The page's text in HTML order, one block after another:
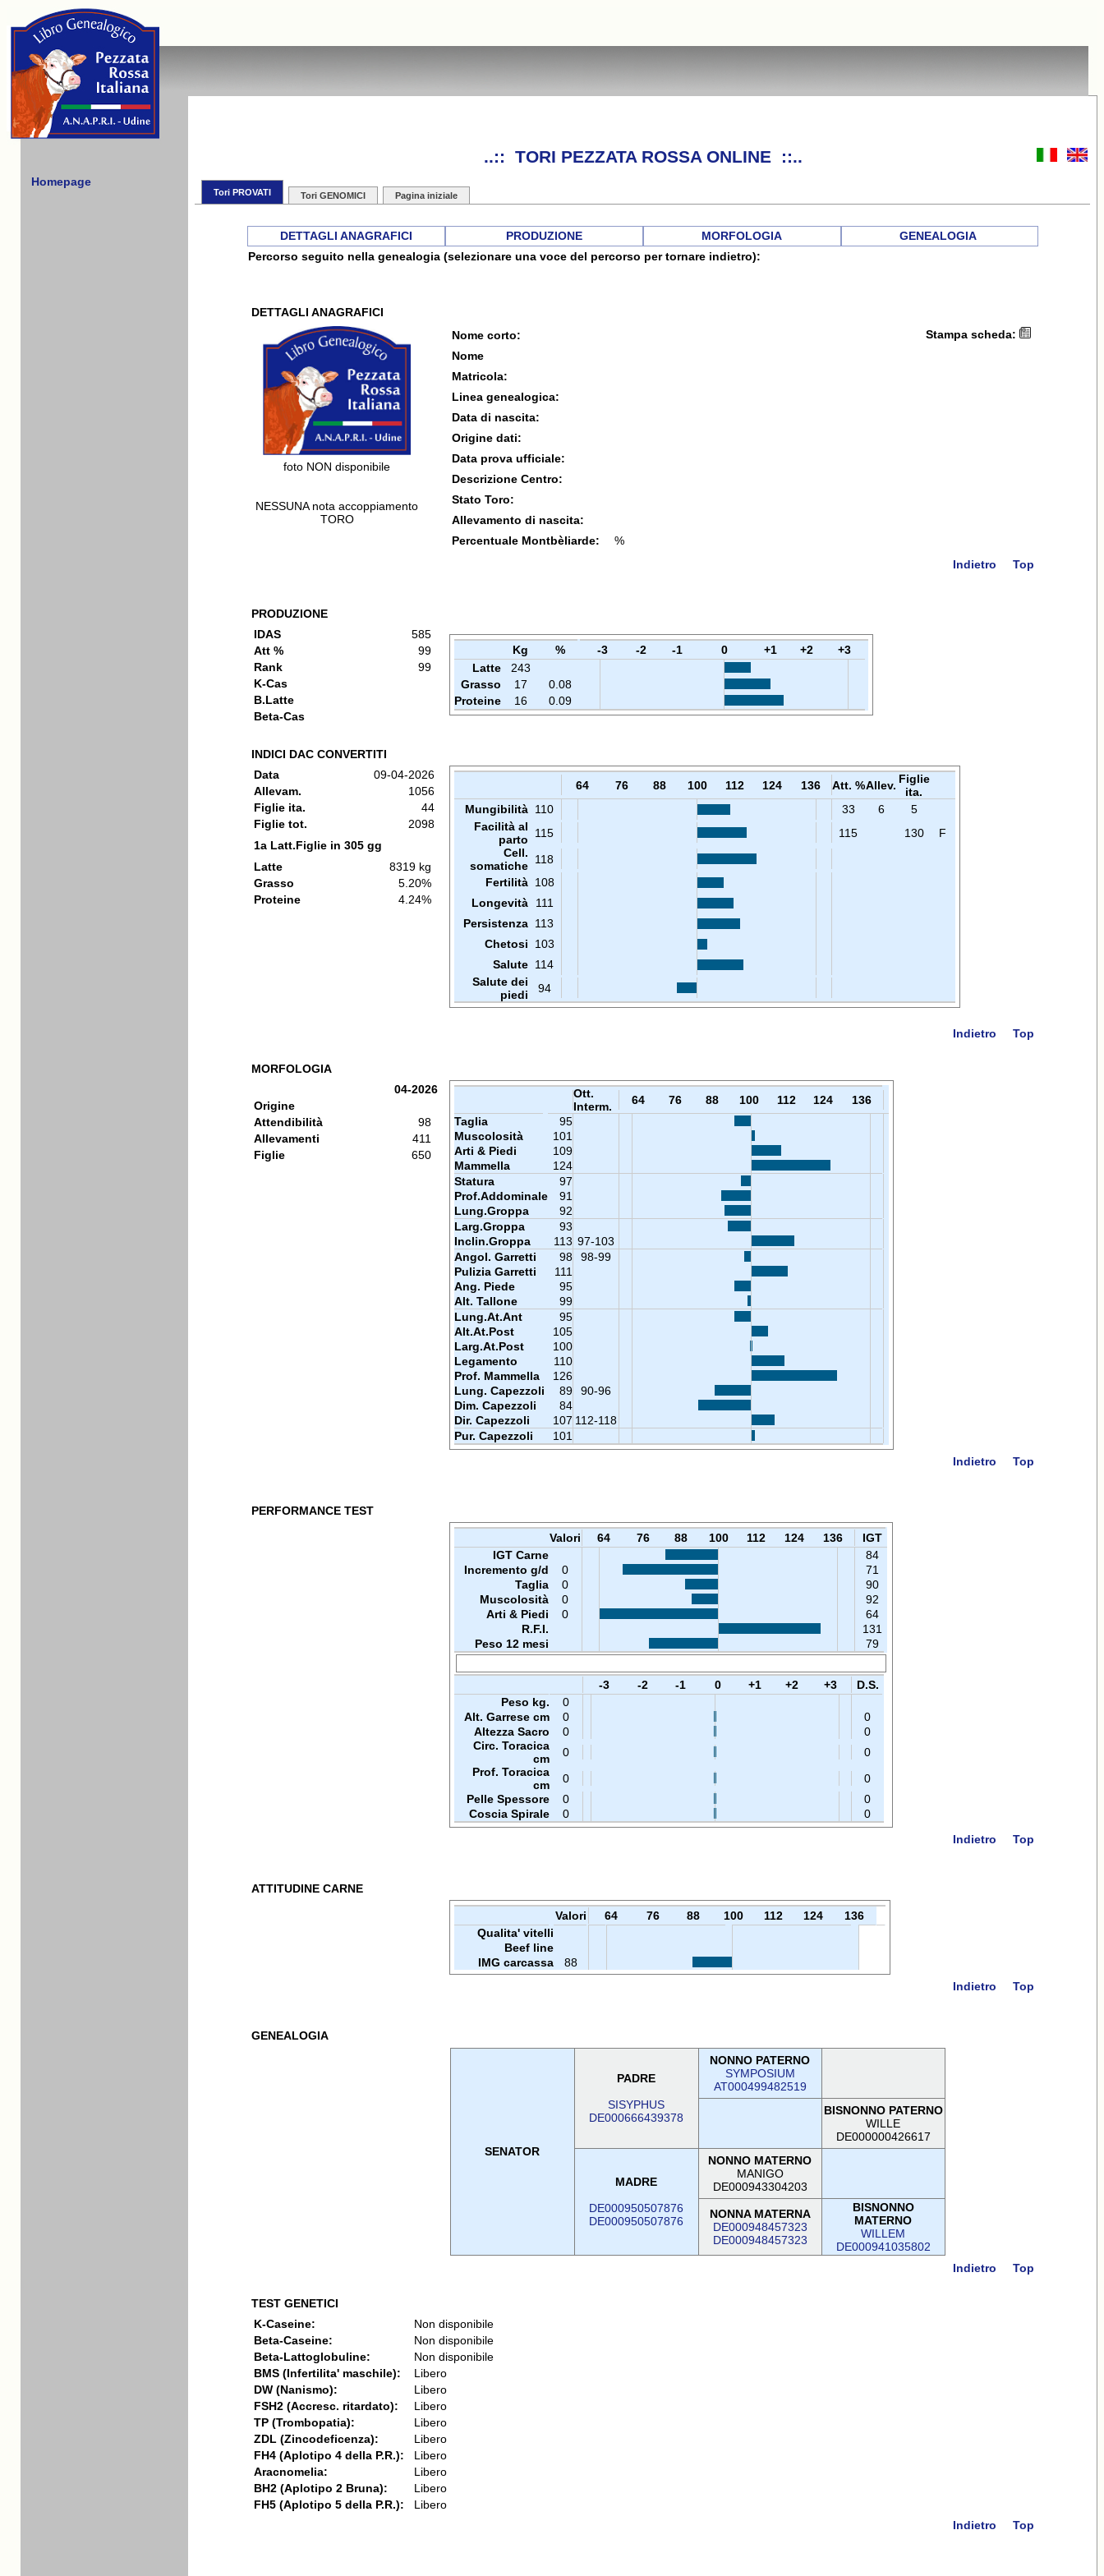
Homepage
..:: TORI PEZZATA ROSSA ONLINE ::..
Tori PROVATI Tori GENOMICI Pagina iniziale
DETTAGLI ANAGRAFICI PRODUZIONE MORFOLOGIA
GENEALOGIA
Percorso seguito nella genealogia (selezionare una voce del percorso per tornare indietro):
DETTAGLI ANAGRAFICI
foto NON disponibile
NESSUNA nota accoppiamento
TORO
Nome corto:
Nome
Matricola:
Linea genealogica:
Data di nascita:
Origine dati:
Data prova ufficiale:
Descrizione Centro:
Stato Toro:
Allevamento di nascita:
Percentuale Montbèliarde:
%
Stampa scheda:
Indietro Top
PRODUZIONE
IDAS
585
Att %
99
Rank
99
K-Cas
B.Latte
Beta-Cas
Kg % -3 -2 -1 0 +1 +2
+3
Latte
243
Grasso
17
0.08
Proteine
16 0.09
INDICI DAC CONVERTITI
Data
09-04-2026
Allevam.
1056
Figlie ita.
44
Figlie tot.
2098
1a Latt.Figlie in 305 gg
Latte
8319 kg
Grasso
5.20%
Proteine
4.24%
64 76 88 100 112 124 136 Att. %Allev. Figlie
ita.
Mungibilità 110 33 6
5
Facilità al
parto
115 115 130
F
Cell.
somatiche 118
Fertilità 108
Longevità
111
Persistenza 113
Chetosi
103
Salute 114
Salute dei
piedi
94
Indietro Top
MORFOLOGIA
04-2026
Origine
Attendibilità
98
Allevamenti
411
Figlie
650
Ott.
Interm.
64 76 88 100 112 124
136
Taglia
95
Muscolosità
101
Arti & Piedi
109
Mammella
124
Statura
97
Prof.Addominale
91
Lung.Groppa
92
Larg.Groppa
93
Inclin.Groppa
113 97-103
Angol. Garretti
98
98-99
Pulizia Garretti
111
Ang. Piede
95
Alt. Tallone
99
Lung.At.Ant
95
Alt.At.Post
105
Larg.At.Post
100
Legamento
110
Prof. Mammella
126
Lung. Capezzoli
89
90-96
Dim. Capezzoli
84
Dir. Capezzoli
107 112-118
Pur. Capezzoli
101
Indietro
Top
PERFORMANCE TEST
Valori 64 76 88 100 112 124 136
IGT
IGT Carne
84
Incremento g/d
0
71
Taglia
0
90
Muscolosità
0
92
Arti & Piedi
0
64
R.F.I.
131
Peso 12 mesi
79
-3 -2 -1 0 +1 +2 +3
D.S.
Peso kg.
0
Alt. Garrese cm
0
0
Altezza Sacro
0
0
Circ. Toracica
cm
0
0
Prof. Toracica
cm
0
0
Pelle Spessore
0
0
Coscia Spirale
0
0
Indietro
Top
ATTITUDINE CARNE
Valori 64 76 88 100 112 124
136
Qualita' vitelli
Beef line
IMG carcassa
88
Indietro
Top
GENEALOGIA
SENATOR
PADRE
SISYPHUS
DE000666439378
NONNO PATERNO
SYMPOSIUM
AT000499482519
BISNONNO PATERNO
WILLE
DE000000426617
MADRE
DE000950507876
DE000950507876
NONNO MATERNO
MANIGO
DE000943304203
NONNA MATERNA
DE000948457323
DE000948457323
BISNONNO
MATERNO
WILLEM
DE000941035802
Indietro
Top
TEST GENETICI
K-Caseine:
Non disponibile
Beta-Caseine:
Non disponibile
Beta-Lattoglobuline:
Non disponibile
BMS (Infertilita' maschile):
Libero
DW (Nanismo):
Libero
FSH2 (Accresc. ritardato):
Libero
TP (Trombopatia):
Libero
ZDL (Zincodeficenza):
Libero
FH4 (Aplotipo 4 della P.R.):
Libero
Aracnomelia:
Libero
BH2 (Aplotipo 2 Bruna):
Libero
FH5 (Aplotipo 5 della P.R.):
Libero
Indietro
Top